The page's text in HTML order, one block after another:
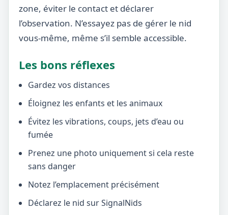
zone, éviter le contact et déclarer
l’observation. N’essayez pas de gérer le nid
vous-même, même s’il semble accessible.
Les bons réflexes
Gardez vos distances
Éloignez les enfants et les animaux
Évitez les vibrations, coups, jets d’eau ou
fumée
Prenez une photo uniquement si cela reste
sans danger
Notez l’emplacement précisément
Déclarez le nid sur SignalNids